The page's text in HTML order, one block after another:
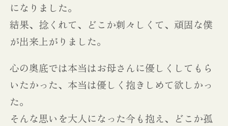
になりました。
結果、捻くれて、どこか刺々しくて、頑固な僕
が出来上がりました。
心の奥底では本当はお母さんに優しくしてもら
いたかった、本当は優しく抱きしめて欲しかっ
た。
そんな思いを大人になった今も抱え、どこか孤